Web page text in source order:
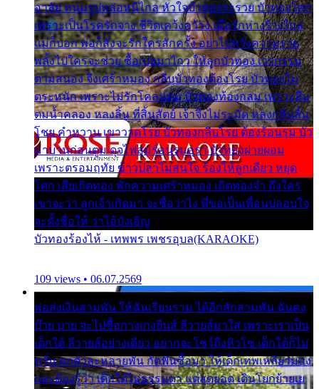
อาลัย หนุ่มรูปหล่อหนีไกล หัวใจบัวทองระรวย บัวทองโศก
เพราะเป็นโรครักจาง ชีวิตเคว้งคว้าง เมื่อรักห่างร้างไกล
แม่ก็บอก พ่อก็สั่งจะรักใครสักครั้ง อย่าไปหวังความรวย
พลั้งไปใครจะช่วย ซื้อเปลมาไกว ให้ลูกบัวทอง เวรกรรม
ตามสนอง จึงเศร้าหมอง กลีบบัวทองต้องโรย บัวทองไม่
ตระหนัก เพราะไม่รักโคลนตม บัวทองท้องกลม เพราะลืม
ตมน้ำคลอง หลงลิ้น ที่สิ้นสัตย์ เจ้าจึงไม่ระมัด หลงกลิ่นลิ้น
โชย คำหวาน เขาวาดโรย บัวทองกลีบโรย ต้องร้อนรุม บัว
มาบานก่อนตูม ดุจไฟสุมร้อนรุมอุรา บัวทองผ่ายผอม
เพราะตรอมฤทัย ข้าวปลาไม่สนใจ ร้องไห้ลูกเดียว หยุด
โศก เสียเถิดทอง พักความเศร้าหมอง เถิดทองจ๋า ถึงใคร
เขาจะว่า ลูกเจ้าเกิดมา จะชื่อว่าไง พี่ขอเป็นเพื่อนปลอบใจ
จะตั้งชื่อให้ ว่าไอ้บังเอิญ
บัวทองร้องไห้ - เทพพร เพชรอุบล(KARAOKE)
109 views • 06.07.2569
พ่อส่งเงินสามพัน ให้ฉันเรียนราม ได้อีกสักสามพัน ฉันคง
บ๊าย บาย จะไปซื้อกางเกงยีนส์ ลีวายส์มาใส่ เพราะเราเป็น
เด็กใต้ ลีวายส์อย่างเดียว อยากจะโชว์ถึงหิวโซ เด็กใต้ก็ไม่
หวั่น ตกตัวละหลายพัน กัดฟันซื้อมา ให้เด็กเทพเหลียวมอง
และต้องรู้ว่า เด็กใต้ไม่ธรรมดา แต่สุดยอด เดินโยกย้ายเย